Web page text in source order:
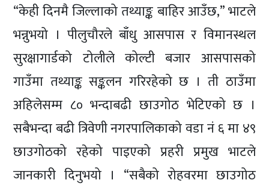
“केही दिनमै जिल्लाको तथ्याङ्क बाहिर आउँछ,” भाटले
भन्नुभयो । पीलुचौरले बाँधु आसपास र विमानस्थल
सुरक्षागार्डको टोलीले कोल्टी बजार आसपासको
गाउँमा तथ्याङ्क सङ्कलन गरिरहेको छ । ती ठाउँमा
अहिलेसम्म ८० भन्दाबढी छाउगोठ भेटिएको छ ।
सबैभन्दा बढी त्रिवेणी नगरपालिकाको वडा नं ६ मा ४९
छाउगोठको रहेको पाइएको प्रहरी प्रमुख भाटले
जानकारी दिनुभयो । “सबैको रोहवरमा छाउगोठ